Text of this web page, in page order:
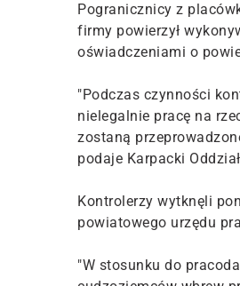
Pogranicznicy z
firmy powierzył
oświadczeniami o
"Podczas czynności
nielegalnie pracę na
zostaną
podaje Karpacki
Kontrolerzy wytknęli
powiatowego urzędu
"W stosunku do